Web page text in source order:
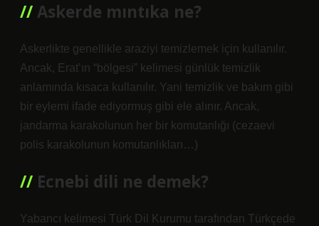
Askerde mıntıka ne?
Askerlikte genellikle araziyi temizlemek için kullanılır.
Ancak, Erat’ın “bölgesi” kelimesi günlük temizlik
anlamında kısaca kullanılır. Yani temizlik ve bakım gibi
bir eylemi ifade ediyormuş gibi ele alınır. Ancak,
jandarma karakolunun her bir komutanlığı (cezaevi
polis karakolunun komutanlıkları…)
Ecnebi dili ne demek?
Yabancı kelimesi Türk Dil Kurumu tarafından Türkçede